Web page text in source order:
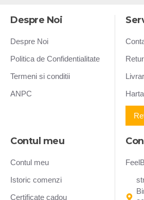
Despre Noi
Despre Noi
Politica de Confidentialitate
Termeni si conditii
ANPC
Contul meu
Contul meu
Istoric comenzi
Certificate cadou